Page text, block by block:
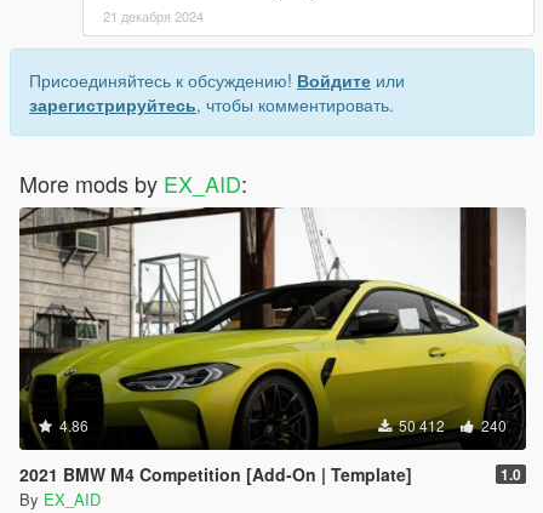
21 декабря 2024
Присоединяйтесь к обсуждению! Войдите или
зарегистрируйтесь, чтобы комментировать.
More mods by EX_AID:
4.86 50 412 240
2021 BMW M4 Competition [Add-On | Template] 1.0
By EX_AID